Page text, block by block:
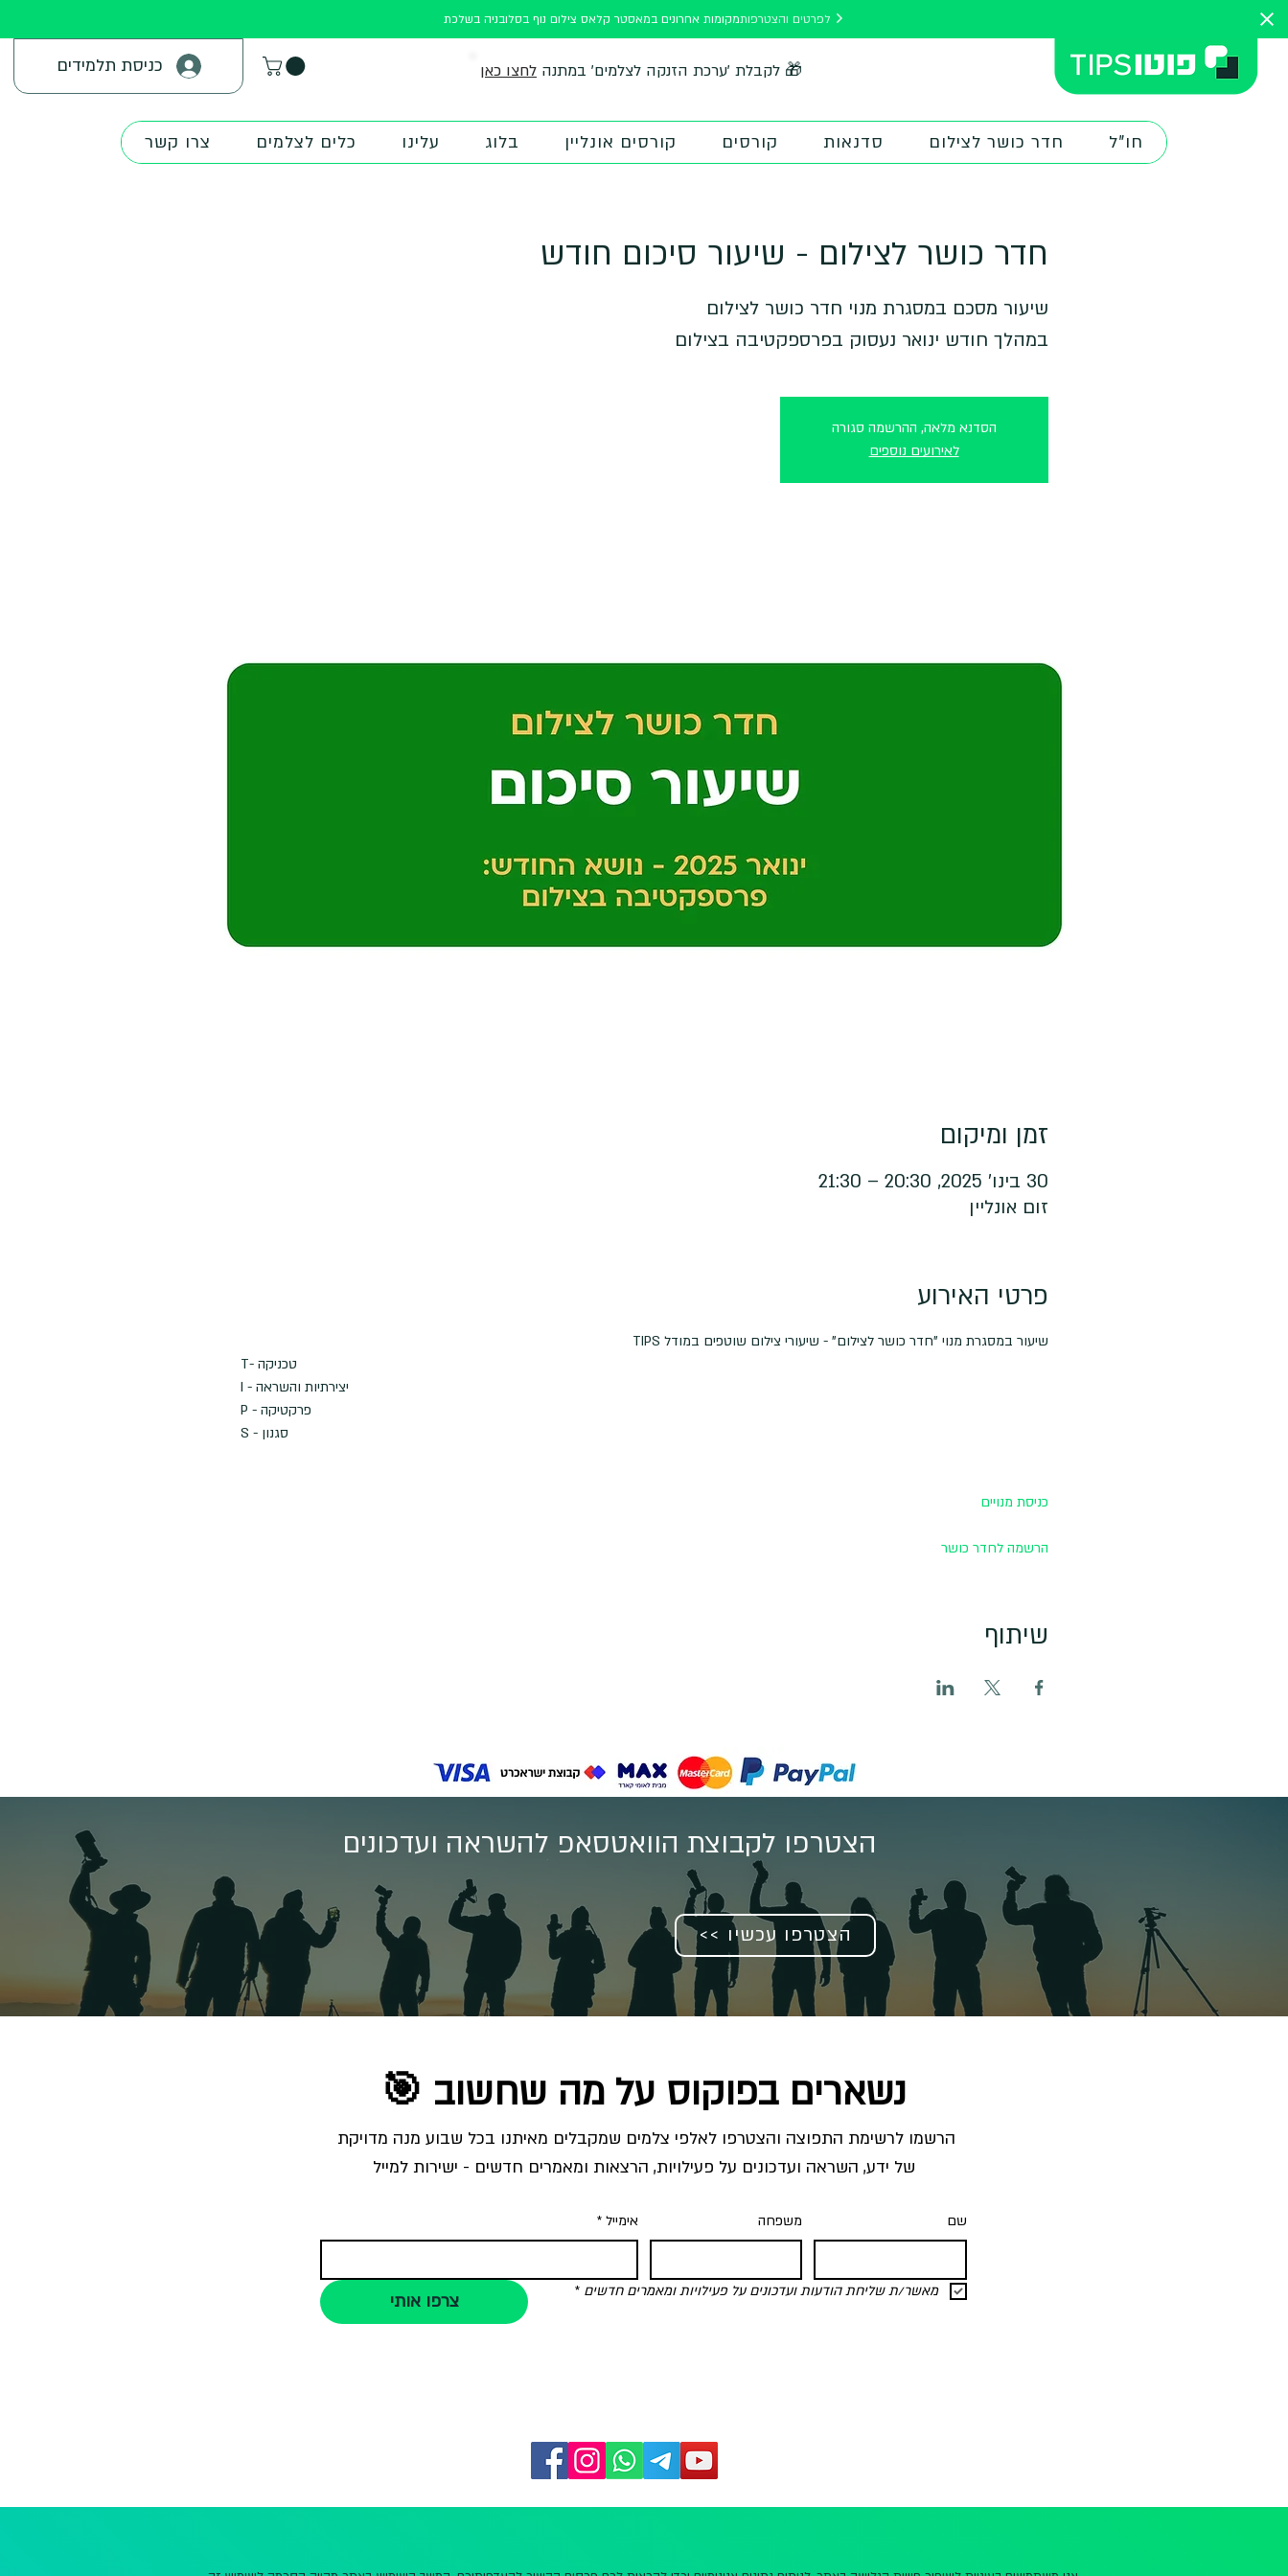
מקומות אחרונים במאסטר קלאס צילום נוף בסלובניה בשלכת
כניסת תלמידים לחצו כאן 🎁 לקבלת 'ערכת הזנקה לצלמים' במתנה
חו"ל חדר כושר לצילום סדנאות קורסים קורסים אונליין בלוג עלינו כלים לצלמים צרו קשר
חדר כושר לצילום - שיעור סיכום חודש
במהלך חודש ינואר נעסוק בפרספקטיבה בצילום
הסדנא מלאה, ההרשמה סגורה
לאירועים נוספים
זמן ומיקום
30 בינו׳ 2025, 20:30 – 21:30
זום אונליין
פרטי האירוע
שיעור במסגרת מנוי "חדר כושר לצילום" - שיעורי צילום שוטפים במודל TIPS
T- טכניקה
I - יצירתיות והשראה
P - פרקטיקה
S - סגנון
כניסת מנויים
הרשמה לחדר כושר
שיתוף
הצטרפו לקבוצת הוואטסאפ להשראה ועדכונים
<< הצטרפו עכשיו
נשארים בפוקוס על מה שחשוב 🎯
של ידע, השראה ועדכונים על פעילויות, הרצאות ומאמרים חדשים - ישירות למייל
שם משפחה אימייל *
מאשר/ת שליחת הודעות ועדכונים על פעילויות ומאמרים חדשים * צרפו אותי